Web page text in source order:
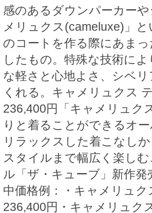
感のあるダウンパーカー
メリュクス(cameluxe)」
のコートを作る際にあま
したもの。特殊な技術に
な軽さと心地よさ、シベ
くれる。キャメリュクス
236,400円「キャメリュク
りと着ることができるオ
リラックスした着こなし
スタイルまで幅広く楽し
ル「ザ・キューブ」新作
中価格例：・キャメリュ
236,400円・キャメリュク